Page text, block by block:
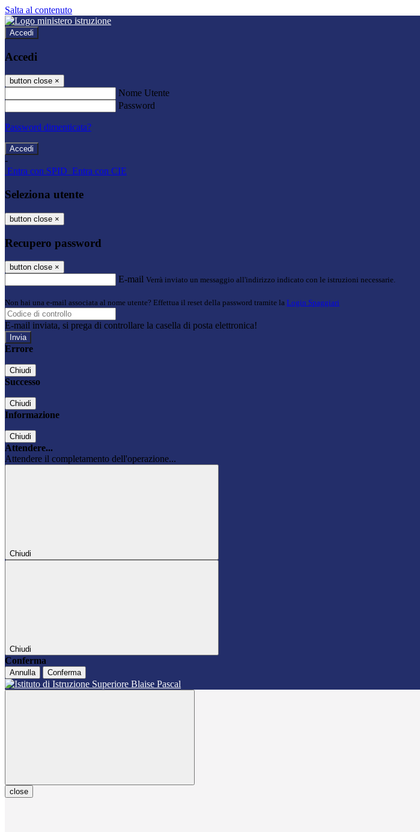
Salta al contenuto
Accedi
Accedi
button close ×
Nome Utente
Password
Password dimenticata?
-
Entra con SPID Entra con CIE
Seleziona utente
button close ×
Recupero password
button close ×
E-mail Verrà inviato un messaggio all'indirizzo indicato con le istruzioni necessarie.
Non hai una e-mail associata al nome utente? Effettua il reset della password tramite la Login Spaggiari
E-mail inviata, si prega di controllare la casella di posta elettronica!
Errore
Chiudi
Successo
Chiudi
Informazione
Chiudi
Attendere...
Attendere il completamento dell'operazione...
Chiudi
Chiudi
Conferma
Annulla Conferma
close